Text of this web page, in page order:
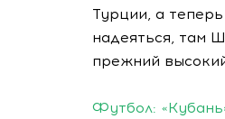
Турции, а
надеяться, там
прежний
Футбол: